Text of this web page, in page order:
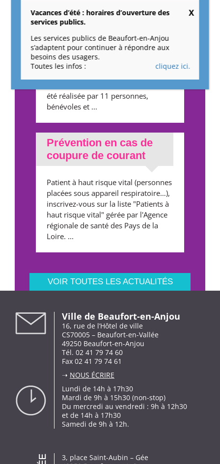
cadeau revient pour
nos aînés
Une belle occasion de se faire plaisir
et de consommer local. La
été réalisée par 11 personnes,
bénévoles et ...
Prévention en cas de
coupure de courant
Patient à haut risque vital (personnes
placées sous appareil respiratoire…),
inscrivez-vous sur la liste "Patients à
haut risque vital" gérée par l'Agence
régionale de santé des Pays de la
Loire. ...
VOIR TOUTES LES ACTUALITÉS
Ville de Beaufort-en-Anjou
16, rue de l’Hôtel de ville
CS70005 – Beaufort-en-Vallée
49250 Beaufort-en-Anjou
Tél. 02 41 79 74 60
Fax 02 41 79 74 61
➝ NOUS ÉCRIRE
Lundi de 14h à 17h30
Mardi de 9h à 15h30 (non-stop)
Du mercredi au vendredi : 9h à 12h30
et de 14h à 17h30
Samedi de 9h à 12h.
3, place Saint-Aubin – Gée
Vacances d’été : horaires d’ouverture des
services publics.
Les services publics de Beaufort-en-Anjou
s’adaptent pour continuer à répondre aux
besoins des usagers.
Toutes les infos :
cliquez ici.